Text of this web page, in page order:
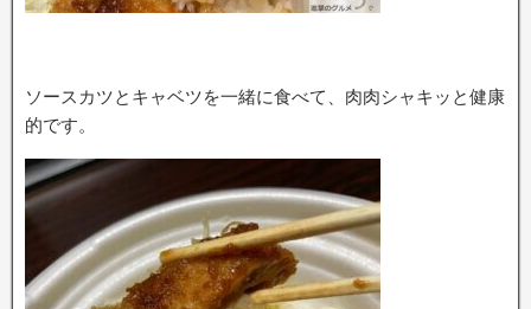
ソースカツとキャベツを一緒に食べて、肉肉シャキッと健康
的です。